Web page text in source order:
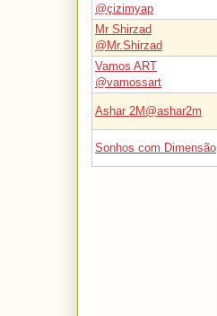
@çizimyap
Mr Shirzad
@Mr.Shirzad
Vamos ART
@vamossart
Ashar 2M@ashar2m
Sonhos com Dimensão